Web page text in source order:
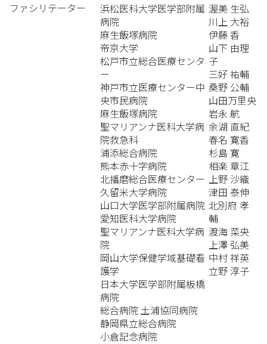
ファシリテーター
浜松医科大学医学部附属
病院
麻生飯塚病院
帝京大学
松戸市立総合医療センタ
ー
神戸市立医療センター中
央市民病院
麻生飯塚病院
聖マリアンナ医科大学病
院救急科
浦添総合病院
熊本赤十字病院
北播磨総合医療センター
久留米大学病院
山口大学医学部附属病院
愛知医科大学病院
聖マリアンナ医科大学病
院
岡山大学保健学域基礎看
護学
日本大学医学部附属板橋
病院
総合病院 土浦協同病院
静岡県立総合病院
小倉記念病院
渥美 生弘
川上 大裕
伊藤 香
山下 由理
子
三好 祐輔
桑野 公輔
山田万里央
岩永 航
余湖 直紀
春名 寛香
杉島 寛
相楽 章江
上野 沙織
津田 泰伸
北別府 孝
輔
渡海 菜央
上澤 弘美
中村 祥英
立野 淳子